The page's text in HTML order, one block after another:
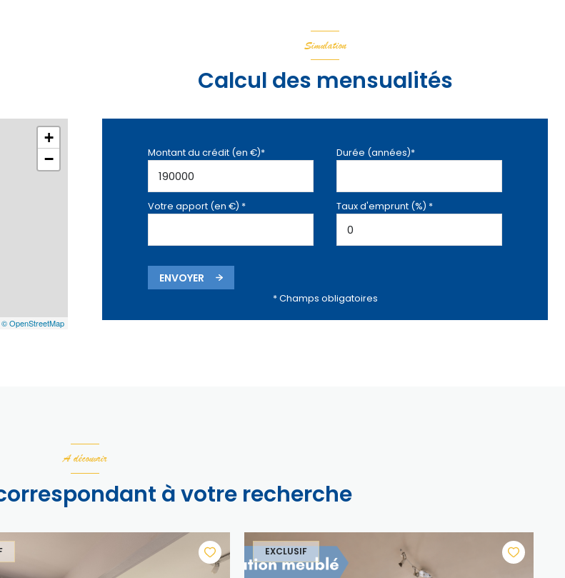
+
−
© OpenStreetMap
Simulation
Calcul des mensualités
Montant du crédit (en €)* Durée (années)*
Votre apport (en €) * Taux d'emprunt (%) *
ENVOYER
* Champs obligatoires
A découvrir
à votre recherche
EXCLUSIF